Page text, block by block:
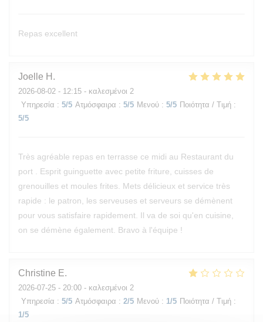
Repas excellent
Joelle H
2026-08-02 - 12:15 - καλεσμένοι 2
Υπηρεσία : 5/5 Ατμόσφαιρα : 5/5 Μενού : 5/5 Ποιότητα / Τιμή :
5/5
Très agréable repas en terrasse ce midi au Restaurant du
port . Esprit guinguette avec petite friture, cuisses de
grenouilles et moules frites. Mets délicieux et service très
rapide : le patron, les serveuses et serveurs se démènent
pour vous satisfaire rapidement. Il va de soi qu'en cuisine,
on se démène également. Bravo à l'équipe !
Christine E
2026-07-25 - 20:00 - καλεσμένοι 2
Υπηρεσία : 5/5 Ατμόσφαιρα : 2/5 Μενού : 1/5 Ποιότητα / Τιμή :
1/5